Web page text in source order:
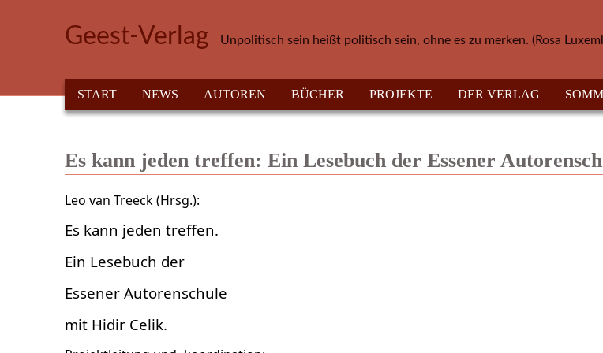
Geest-Verlag Unpolitisch sein heißt politisch sein, ohne es zu merken. (Rosa
HAUPTMENÜ
START NEWS AUTOREN BÜCHER PROJEKTE DER VERLAG
Es kann jeden treffen: Ein Lesebuch der Essener
Leo van Treeck (Hrsg.):
Es kann jeden treffen.
Ein Lesebuch der
Essener Autorenschule
mit Hidir Celik.